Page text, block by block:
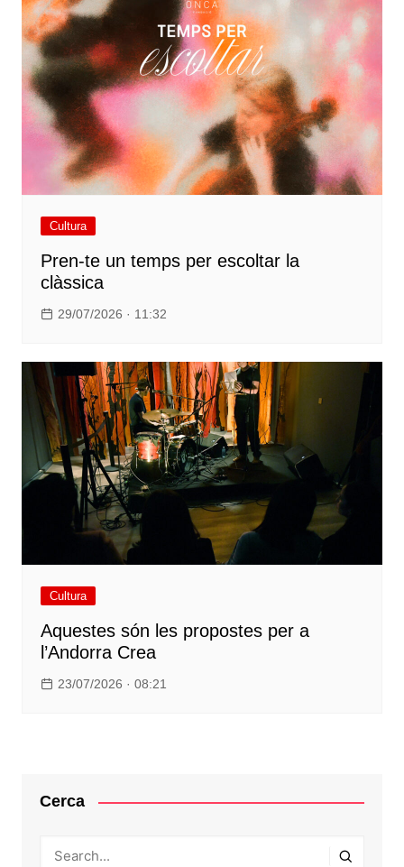
Cultura
Pren-te un temps per escoltar la
clàssica
29/07/2026 · 11:32
Cultura
Aquestes són les propostes per a
l’Andorra Crea
23/07/2026 · 08:21
Cerca